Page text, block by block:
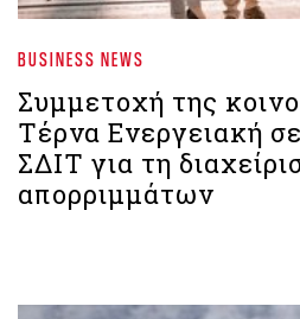
BUSINESS NEWS
Συμμετοχή της
Τέρνα Ενεργειακή
ΣΔΙΤ για τη
απορριμμάτων